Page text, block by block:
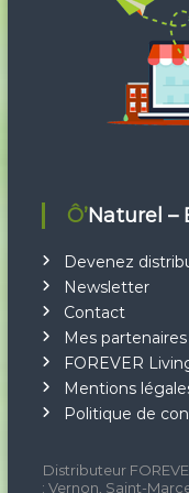
Ô’Naturel
Devenez
Newsletter
Contact
Mes
FOREVER
Mentions
Politique de
Distributeur
: Vernon, Saint-